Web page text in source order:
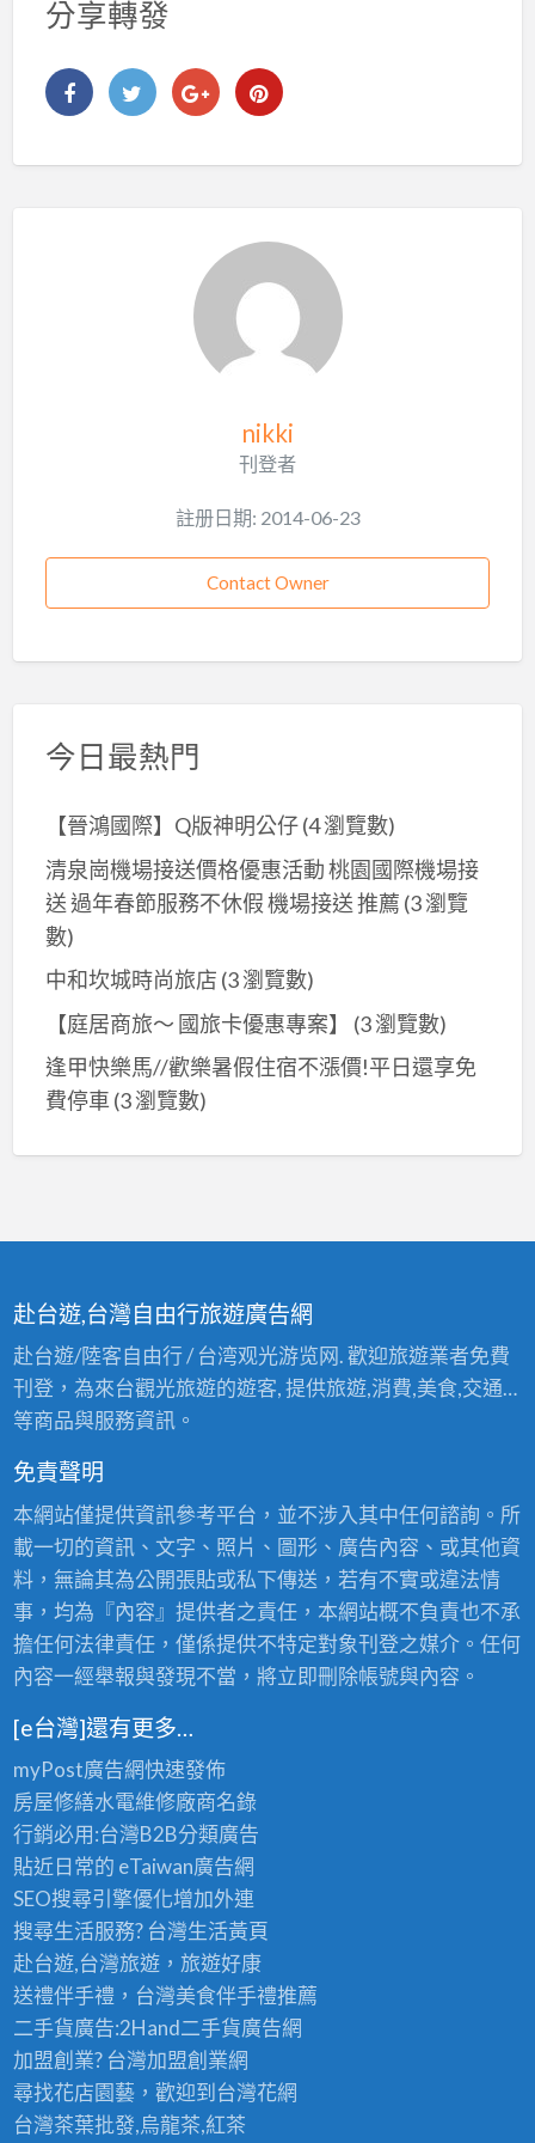
分享轉發
nikki
刊登者
註册日期: 2014-06-23
Contact Owner
今日最熱門
【晉鴻國際】Q版神明公仔(4 瀏覽數)
清泉崗機場接送價格優惠活動 桃園國際機場接
送 過年春節服務不休假 機場接送 推薦 (3 瀏覽
數)
中和坎城時尚旅店 (3 瀏覽數)
【庭居商旅～ 國旅卡優惠專案】
(3 瀏覽數)
逢甲快樂馬//歡樂暑假住宿不漲價!平日還享免
費停車(3 瀏覽數)
赴台遊,台灣自由行旅遊廣告網
赴台遊/陸客自由行 / 台湾观光游览网. 歡迎旅遊業者免費
刊登，為來台觀光旅遊的遊客, 提供旅遊,消費,美食,交通…
等商品與服務資訊。
免責聲明
本網站僅提供資訊參考平台，並不涉入其中任何諮詢。所
載一切的資訊、文字、照片、圖形、廣告內容、或其他資
料，無論其為公開張貼或私下傳送，若有不實或違法情
事，均為『內容』提供者之責任，本網站概不負責也不承
擔任何法律責任，僅係提供不特定對象刊登之媒介。任何
內容一經舉報與發現不當，將立即刪除帳號與內容。
[e台灣]還有更多…
myPost廣告網快速發佈
房屋修繕水電維修廠商名錄
行銷必用:台灣B2B分類廣告
貼近日常的 eTaiwan廣告網
SEO搜尋引擎優化增加外連
搜尋生活服務? 台灣生活黃頁
赴台遊,台灣旅遊，旅遊好康
送禮伴手禮，台灣美食伴手禮推薦
二手貨廣告:2Hand二手貨廣告網
加盟創業? 台灣加盟創業網
尋找花店園藝，歡迎到 台灣花網
台灣茶葉批發,烏龍茶,紅茶